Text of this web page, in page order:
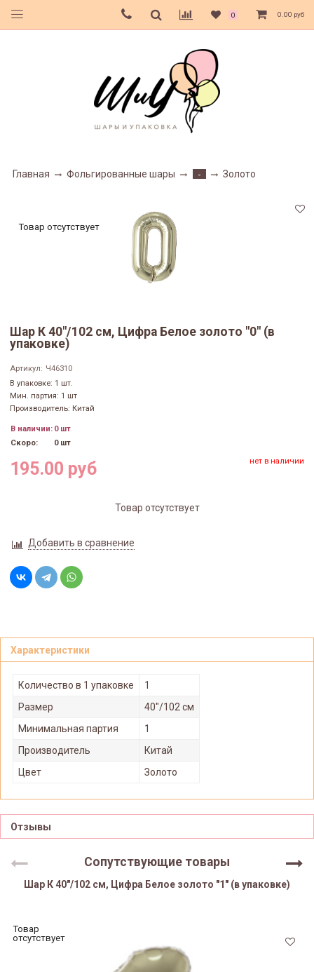
0 0.00 руб
Главная Фольгированные шары - Золото
Товар отсутствует
Шар К 40"/102 см, Цифра Белое золото "0" (в
упаковке)
Артикул: Ч46310
В упаковке: 1 шт.
Мин. партия: 1 шт
Производитель: Китай
В наличии: 0 шт
Скоро:
0 шт
195.00 руб нет в наличии
Товар отсутствует
Добавить в сравнение
Характеристики
Количество в 1 упаковке
1
Размер
40"/102 см
Минимальная партия
1
Производитель
Китай
Цвет
Золото
Отзывы
Сопутствующие товары
Шар К 40"/102 см, Цифра Белое золото "1" (в упаковке)
Товар
отсутствует